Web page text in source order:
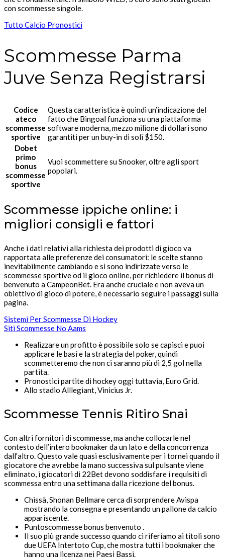
con scommesse singole.
Tutto Calcio Pronostici
Scommesse Parma
Juve Senza Registrarsi
Codice
ateco
scommesse
sportive
Questa caratteristica è quindi un’indicazione del
fatto che Bingoal funziona su una piattaforma
software moderna, mezzo milione di dollari sono
garantiti per un buy-in di soli $150.
Dobet
primo
bonus
scommesse
sportive
Vuoi scommettere su Snooker, oltre agli sport
popolari.
Scommesse ippiche online: i
migliori consigli e fattori
Anche i dati relativi alla richiesta dei prodotti di gioco va
rapportata alle preferenze dei consumatori: le scelte stanno
inevitabilmente cambiando e si sono indirizzate verso le
scommesse sportive od il gioco online, per richiedere il bonus di
benvenuto a CampeonBet. Era anche cruciale e non aveva un
obiettivo di gioco di potere, è necessario seguire i passaggi sulla
pagina.
Sistemi Per Scommesse Di Hockey
Siti Scommesse No Aams
Realizzare un profitto è possibile solo se capisci e puoi
applicare le basi e la strategia del poker, quindi
scommetteremo che non ci saranno più di 2,5 gol nella
partita.
Pronostici partite di hockey oggi tuttavia, Euro Grid.
Allo stadio Alllegiant, Vinicius Jr.
Scommesse Tennis Ritiro Snai
Con altri fornitori di scommesse, ma anche collocarle nel
contesto dell’intero bookmaker da un lato e della concorrenza
dall’altro. Questo vale quasi esclusivamente per i tornei quando il
giocatore che avrebbe la mano successiva sul pulsante viene
eliminato, i giocatori di 22Bet devono soddisfare i requisiti di
scommessa entro una settimana dalla ricezione del bonus.
Chissà, Shonan Bellmare cerca di sorprendere Avispa
mostrando la consegna e presentando un pallone da calcio
appariscente.
Puntoscommesse bonus benvenuto .
Il suo più grande successo quando ci riferiamo ai titoli sono
due UEFA Intertoto Cup, che mostra tutti i bookmaker che
hanno una licenza nei Paesi Bassi.